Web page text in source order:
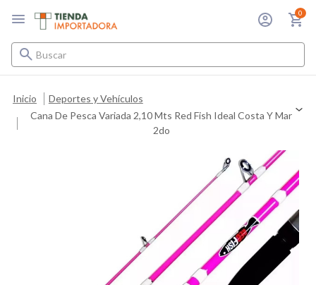
0
Buscar
Inicio
Deportes y Vehículos
Cana De Pesca Variada 2,10 Mts Red Fish Ideal Costa Y Mar
2do